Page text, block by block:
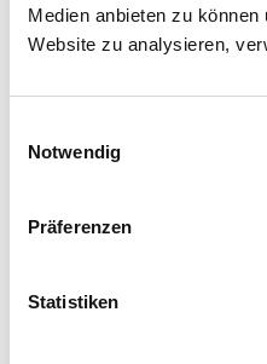
Medien anbieten zu
Website zu analysieren,
Notwendig
Präferenzen
Statistiken
The contract incl...